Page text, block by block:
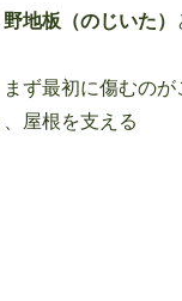
野地板（のじいた）
ず最初に傷むのが
屋根を支える